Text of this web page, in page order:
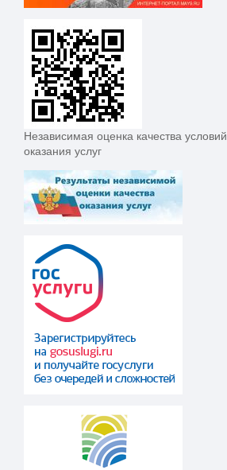
Независимая оценка качества условий
оказания услуг